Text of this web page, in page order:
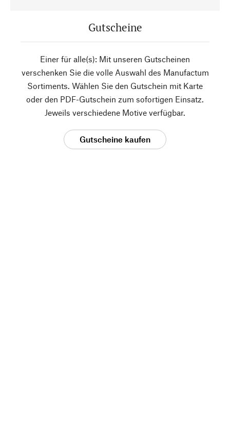
Gutscheine
Einer für alle(s): Mit unseren Gutscheinen
verschenken Sie die volle Auswahl des Manufactum
Sortiments. Wählen Sie den Gutschein mit Karte
oder den PDF-Gutschein zum sofortigen Einsatz.
Jeweils verschiedene Motive verfügbar.
Gutscheine kaufen